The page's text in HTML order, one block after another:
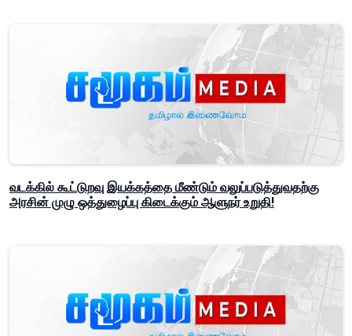
வடக்கில் கூட்டுறவு இயக்கத்தை மீண்டும் வலுப்படுத்துவதற்கு
அரசின் முழு ஒத்துழைப்பு கிடைக்கும் ஆளுநர் உறுதி!